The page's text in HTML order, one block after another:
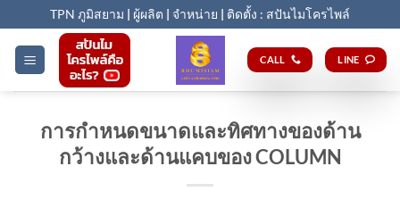
to
content
TPN ภูมิสยาม | ผู้ผลิต | จำหน่าย | ติดตั้ง : สปันไมโครไพล์
CALL LINE
การกำหนดขนาดและทิศทางของด้าน
กว้างและด้านแคบของ COLUMN